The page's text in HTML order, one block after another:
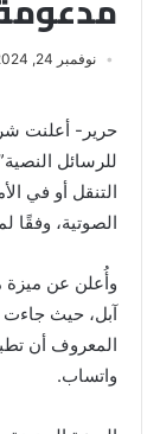
نوفمبر 24, 2024
حرير- أعلنت
للرسائل
التنقل أو في
الصوتية، وفقًا
وأُعلن عن ميزة
المعروف أن
واتساب.